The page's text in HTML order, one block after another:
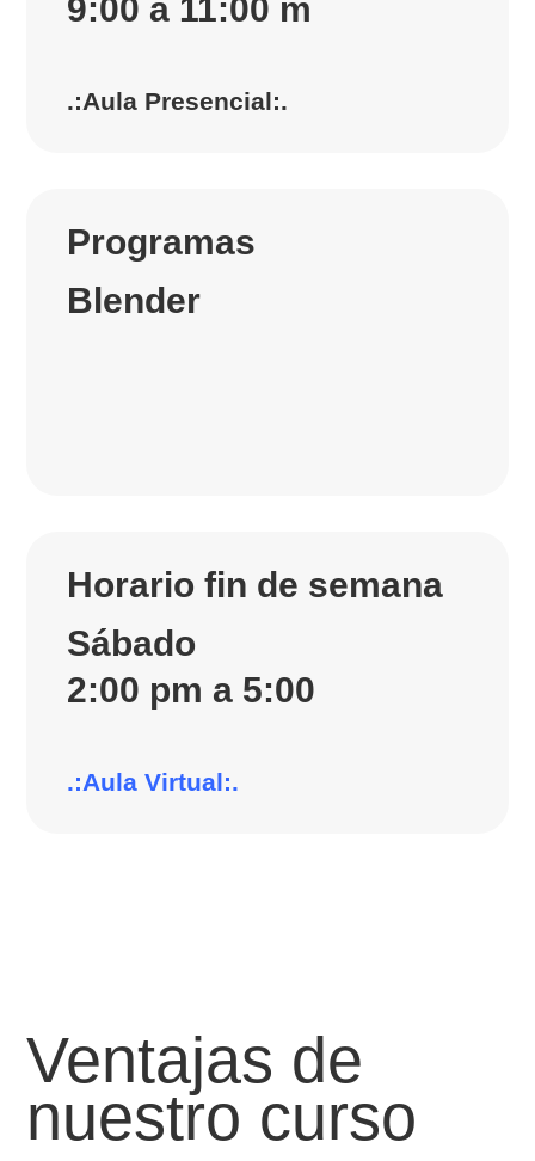
9:00 a 11:00 m
.:Aula Presencial:.
Programas
Blender
Horario fin de semana
Sábado
2:00 pm a 5:00
.:Aula Virtual:.
Ventajas de
nuestro curso